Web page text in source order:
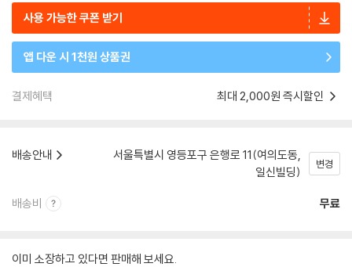
사용 가능한 쿠폰 받기
앱 다운 시 1천원 상품권
결제혜택 최대 2,000원 즉시할인
배송안내
서울특별시 영등포구 은행로 11(여의도동,
일신빌딩)
변경
배송비 무료
이미 소장하고 있다면 판매해 보세요.